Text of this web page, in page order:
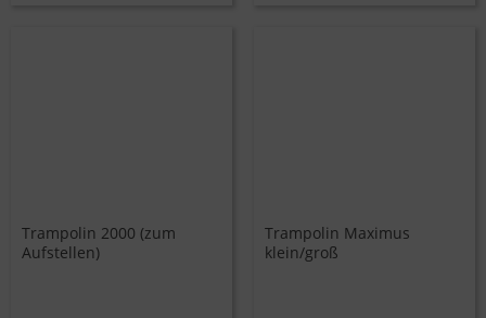
Trampolin 2000 (zum
Aufstellen)
Trampolin Maximus
klein/groß